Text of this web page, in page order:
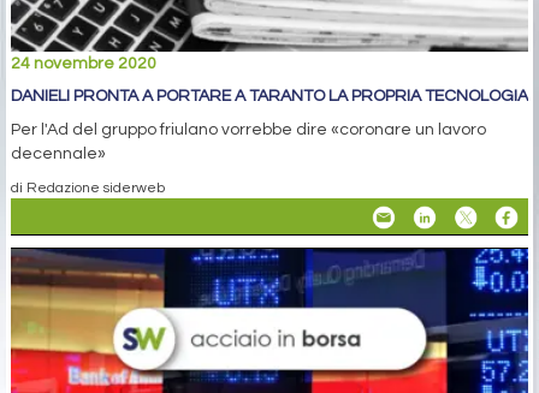
24 novembre 2020
DANIELI PRONTA A PORTARE A TARANTO LA PROPRIA TECNOLOGIA
Per l'Ad del gruppo friulano vorrebbe dire «coronare un lavoro
decennale»
di Redazione siderweb